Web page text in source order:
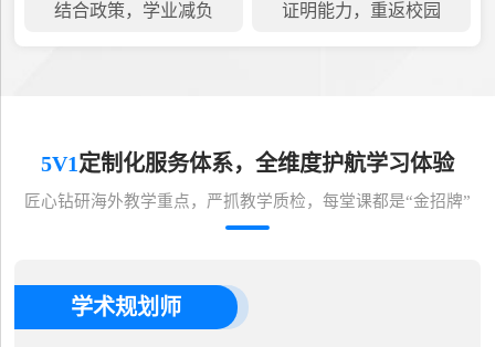
结合政策，学业减负 证明能力，重返校园
5V1定制化服务体系，全维度护航学习体验
匠心钻研海外教学重点，严抓教学质检，每堂课都是“金招牌”
学术规划师